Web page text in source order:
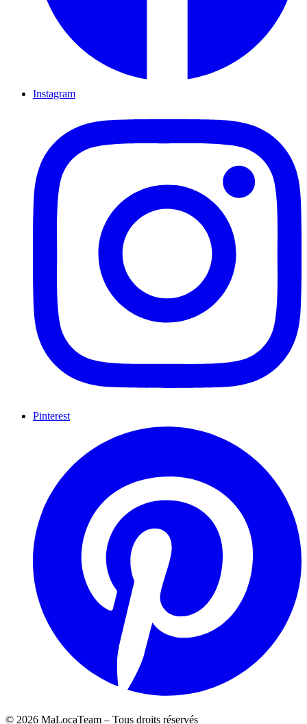
Instagram
Pinterest
© 2026 MaLocaTeam – Tous droits réservés